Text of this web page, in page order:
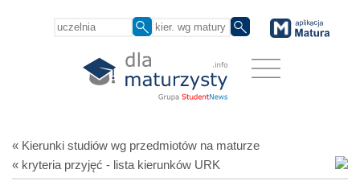
« Kierunki studiów wg przedmiotów na maturze
« kryteria przyjęć - lista kierunków URK